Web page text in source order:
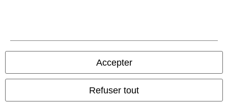
Accepter
Refuser tout
Boutiques en ligne EMP
EMP International